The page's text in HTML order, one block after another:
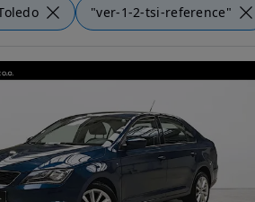
"ver-1-2-tsi-reference"